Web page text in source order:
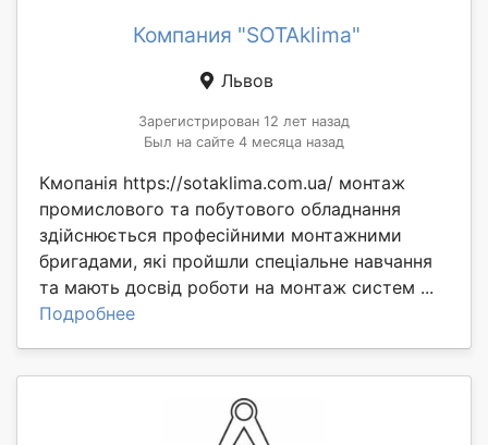
Компания "SOTAklima"
Львов
Зарегистрирован 12 лет назад
Был на сайте 4 месяца назад
Кмопанія https://sotaklima.com.ua/ монтаж
промислового та побутового обладнання
здійснюється професійними монтажними
бригадами, які пройшли спеціальне навчання
та мають досвід роботи на монтаж систем ...
Подробнее